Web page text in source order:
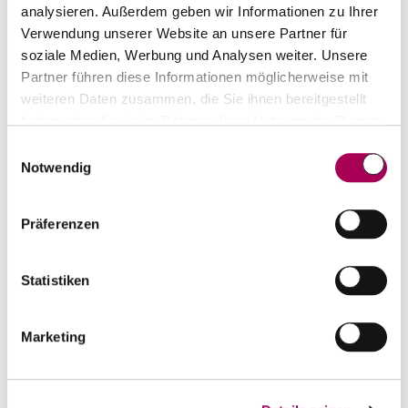
analysieren. Außerdem geben wir Informationen zu Ihrer
Verwendung unserer Website an unsere Partner für
soziale Medien, Werbung und Analysen weiter. Unsere
Partner führen diese Informationen möglicherweise mit
weiteren Daten zusammen, die Sie ihnen bereitgestellt
Notwendig
Präferenzen
Statistiken
Marketing
Zweigelt Unplugged2022
Hannes Reeh Andau
CHF 19.50stattCHF 22.00
inkl. 8.1% MwSt.
Anzahl